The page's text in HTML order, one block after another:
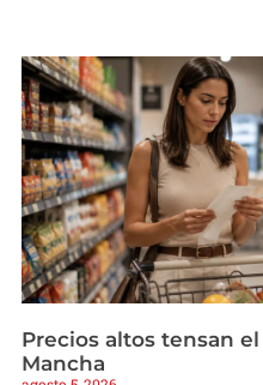
Precios altos tensan
Mancha